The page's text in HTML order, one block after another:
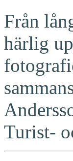
Från
härlig
Turist-